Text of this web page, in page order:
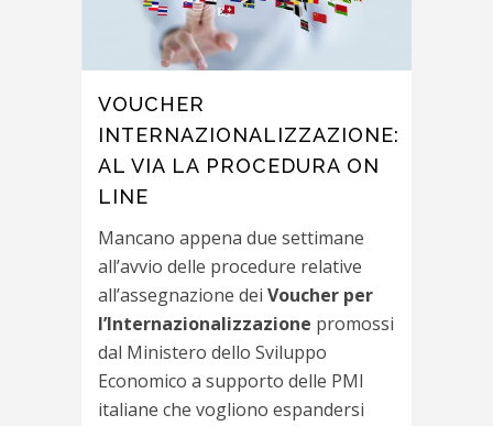
VOUCHER
INTERNAZIONALIZZAZIONE:
AL VIA LA PROCEDURA ON
LINE
Mancano appena due settimane
all’avvio delle procedure relative
all’assegnazione dei Voucher per
l’Internazionalizzazione promossi
dal Ministero dello Sviluppo
Economico a supporto delle PMI
italiane che vogliono espandersi